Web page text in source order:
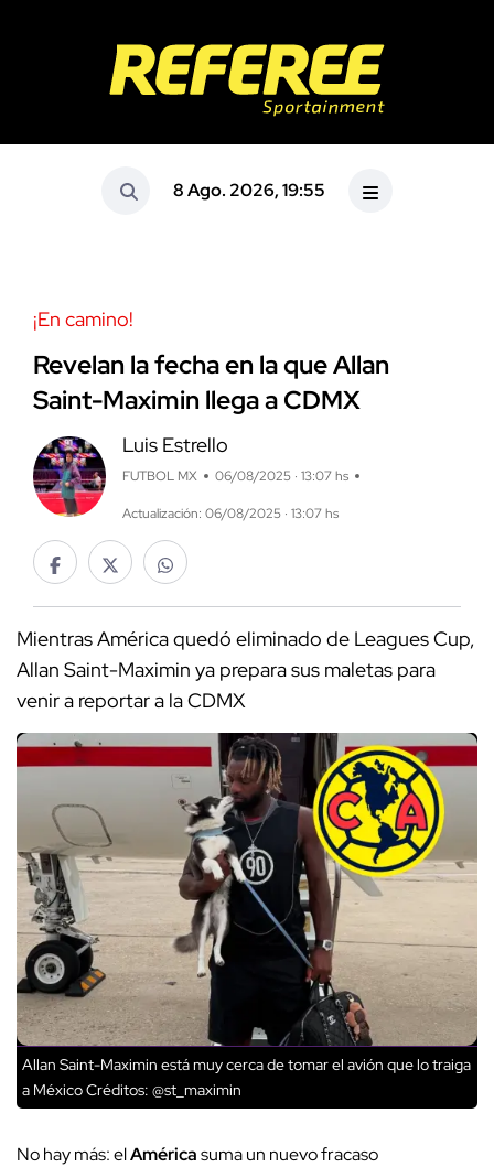
8 Ago. 2026, 19:55
¡En camino!
Revelan la fecha en la que Allan
Saint-Maximin llega a CDMX
Luis Estrello
FUTBOL MX 06/08/2025 · 13:07 hs
Actualización: 06/08/2025 · 13:07 hs
Mientras América quedó eliminado de Leagues Cup,
Allan Saint-Maximin ya prepara sus maletas para
venir a reportar a la CDMX
Allan Saint-Maximin está muy cerca de tomar el avión que lo traiga
a MéxicoCréditos: @st_maximin
No hay más: elAméricasuma un nuevo fracaso